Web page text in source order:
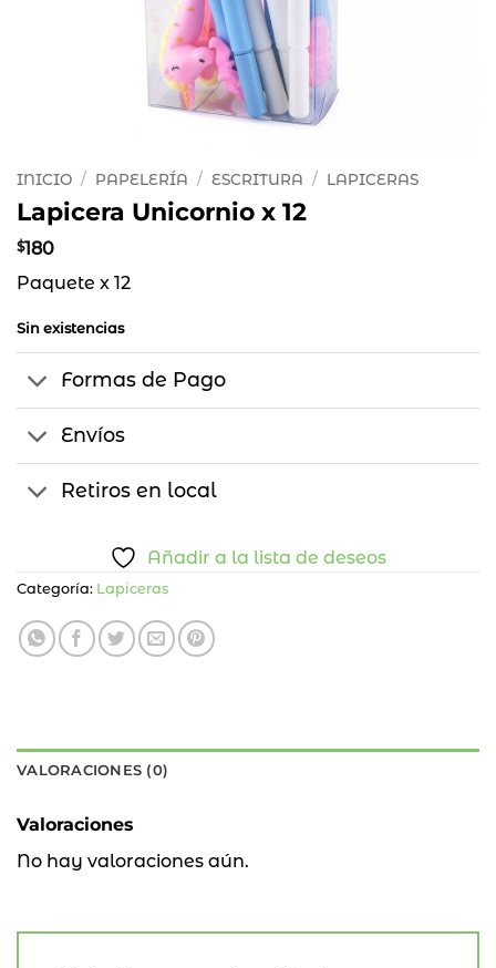
INICIO / PAPELERÍA / ESCRITURA / LAPICERAS
Lapicera Unicornio x 12
$180
Paquete x 12
Sin existencias
Formas de Pago
Envíos
Retiros en local
Añadir a la lista de deseos
Categoría: Lapiceras
VALORACIONES (0)
Valoraciones
No hay valoraciones aún.